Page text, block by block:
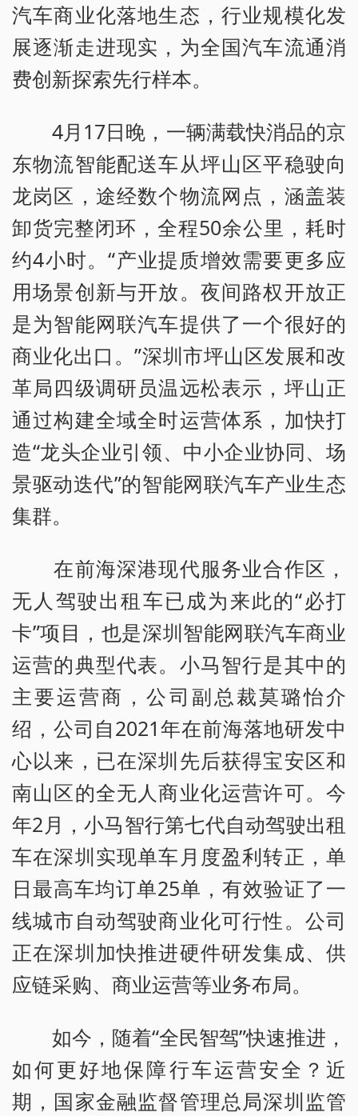
汽车商业化落地生态，行业规模化发
展逐渐走进现实，为全国汽车流通消
费创新探索先行样本。
4月17日晚，一辆满载快消品的京
东物流智能配送车从坪山区平稳驶向
龙岗区，途经数个物流网点，涵盖装
卸货完整闭环，全程50余公里，耗时
约4小时。“产业提质增效需要更多应
用场景创新与开放。夜间路权开放正
是为智能网联汽车提供了一个很好的
商业化出口。”深圳市坪山区发展和改
革局四级调研员温远松表示，坪山正
通过构建全域全时运营体系，加快打
造“龙头企业引领、中小企业协同、场
景驱动迭代”的智能网联汽车产业生态
集群。
在前海深港现代服务业合作区，
无人驾驶出租车已成为来此的“必打
卡”项目，也是深圳智能网联汽车商业
运营的典型代表。小马智行是其中的
主要运营商，公司副总裁莫璐怡介
绍，公司自2021年在前海落地研发中
心以来，已在深圳先后获得宝安区和
南山区的全无人商业化运营许可。今
年2月，小马智行第七代自动驾驶出租
车在深圳实现单车月度盈利转正，单
日最高车均订单25单，有效验证了一
线城市自动驾驶商业化可行性。公司
正在深圳加快推进硬件研发集成、供
应链采购、商业运营等业务布局。
如今，随着“全民智驾”快速推进，
如何更好地保障行车运营安全？近
期，国家金融监督管理总局深圳监管